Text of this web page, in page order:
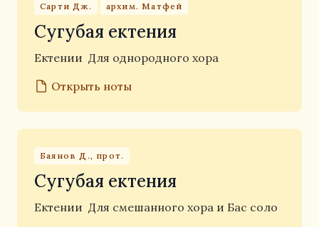
Сарти Дж. архим. Матфей
Сугубая ектения
Ектении Для однородного хора
Открыть ноты
Баянов Д., прот.
Сугубая ектения
Ектении Для смешанного хора и Бас соло